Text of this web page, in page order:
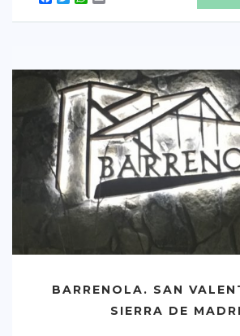
BARRENOLA. SAN
SIERRA DE